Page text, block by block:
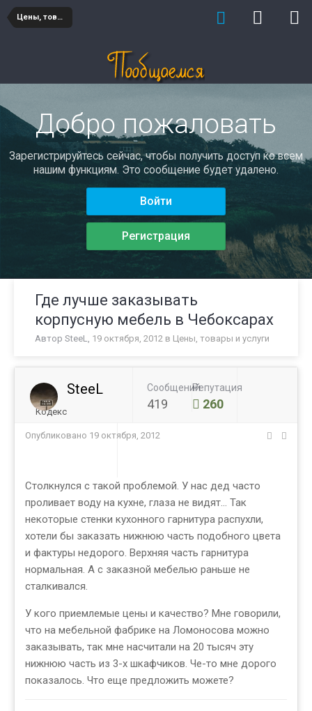
Цены, товары и услуги
Добро пожаловать
Зарегистрируйтесь сейчас, чтобы получить доступ ко всем
нашим функциям. Это сообщение будет удалено.
Войти
Регистрация
Где лучше заказывать
корпусную мебель в Чебоксарах
Автор SteeL, 19 октября, 2012 в Цены, товары и услуги
SteeL
Кодекс
Сообщений
419
Репутация
260
Опубликовано 19 октября, 2012
Столкнулся с такой проблемой. У нас дед часто
проливает воду на кухне, глаза не видят... Так
некоторые стенки кухонного гарнитура распухли,
хотели бы заказать нижнюю часть подобного цвета
и фактуры недорого. Верхняя часть гарнитура
нормальная. А с заказной мебелью раньше не
сталкивался.
У кого приемлемые цены и качество? Мне говорили,
что на мебельной фабрике на Ломоносова можно
заказывать, так мне насчитали на 20 тысяч эту
нижнюю часть из 3-х шкафчиков. Че-то мне дорого
показалось. Что еще предложить можете?